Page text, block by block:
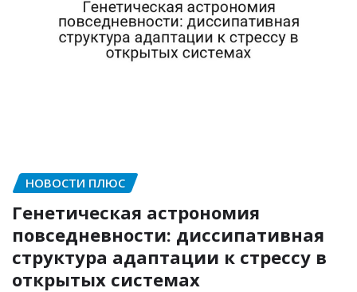
НОВОСТИ ПЛЮС
Генетическая астрономия
повседневности: диссипативная
структура адаптации к стрессу в
открытых системах